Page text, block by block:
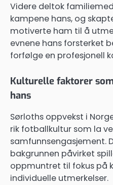
Videre deltok
kampene hans, og
motiverte ham til å
evnene hans forsterket
forfølge en profesjonell
Kulturelle faktorer
hans
Sørloths oppvekst i
rik fotballkultur som la
samfunnsengasjement.
bakgrunnen påvirket
oppmuntret til fokus på
individuelle utmerkelser.